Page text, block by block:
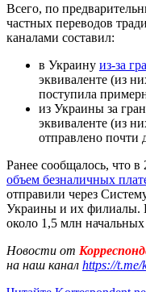
Всего, по
частных переводов
каналами составил:
в Украину из-за
эквиваленте (из
поступила
из Украины за
эквиваленте (из
отправлено почти
Ранее сообщалось, что в
объем безналичных
отправили через
Украины и их филиалы.
около 1,5 млн
Новости от
на наш канал https://t.me/